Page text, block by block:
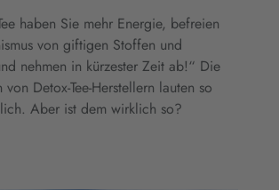
haben Sie mehr Energie, befreien
von giftigen Stoffen und
nehmen in kürzester Zeit ab!“ Die
von Detox-Tee-Herstellern lauten so
Aber ist dem wirklich so?